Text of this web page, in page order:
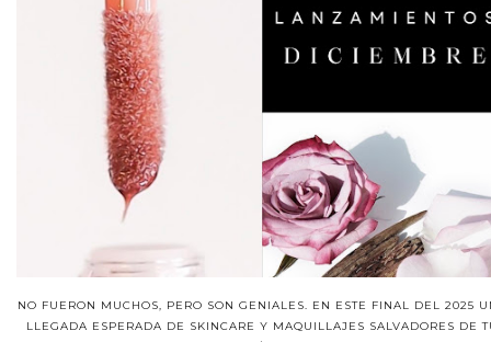
NO FUERON MUCHOS, PERO SON GENIALES. EN ESTE FINAL DEL 2025
LLEGADA ESPERADA DE SKINCARE Y MAQUILLAJES SALVADORES DE